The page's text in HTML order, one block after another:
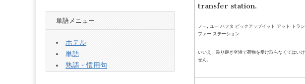
transfer station.
ノー, ユー ハフタ ピックアップイット アット トラ
ファー ステーション
いいえ、乗り継ぎ空港で荷物を受け取らなくてはいけ
せん。
単語メニュー
ホテル
単語
熟語・慣用句